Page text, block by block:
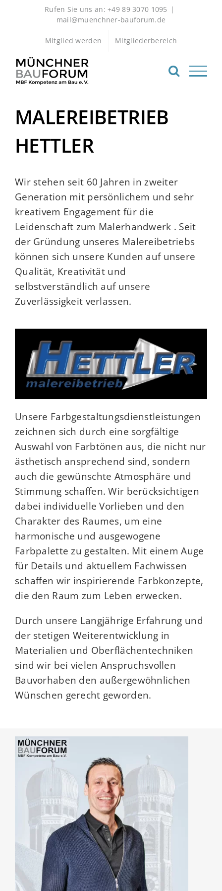
Rufen Sie uns an: +49 89 3070 1095 |
mail@muenchner-bauforum.de
Mitglied werden Mitgliederbereich
MALEREIBETRIEB
HETTLER
Wir stehen seit 60 Jahren in zweiter
Generation mit persönlichem und sehr
kreativem Engagement für die
Leidenschaft zum Malerhandwerk . Seit
der Gründung unseres Malereibetriebs
können sich unsere Kunden auf unsere
Qualität, Kreativität und
selbstverständlich auf unsere
Zuverlässigkeit verlassen.
Unsere Farbgestaltungsdienstleistungen
zeichnen sich durch eine sorgfältige
Auswahl von Farbtönen aus, die nicht nur
ästhetisch ansprechend sind, sondern
auch die gewünschte Atmosphäre und
Stimmung schaffen. Wir berücksichtigen
dabei individuelle Vorlieben und den
Charakter des Raumes, um eine
harmonische und ausgewogene
Farbpalette zu gestalten. Mit einem Auge
für Details und aktuellem Fachwissen
schaffen wir inspirierende Farbkonzepte,
die den Raum zum Leben erwecken.
Durch unsere Langjährige Erfahrung und
der stetigen Weiterentwicklung in
Materialien und Oberflächentechniken
sind wir bei vielen Anspruchsvollen
Bauvorhaben den außergewöhnlichen
Wünschen gerecht geworden.